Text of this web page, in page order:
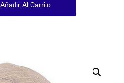
Añadir Al Carrito